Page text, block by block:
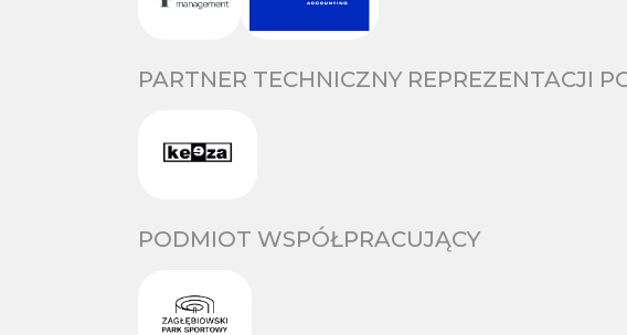
PARTNER TECHNICZNY REPREZENTACJI
PODMIOT WSPÓŁPRACUJĄCY